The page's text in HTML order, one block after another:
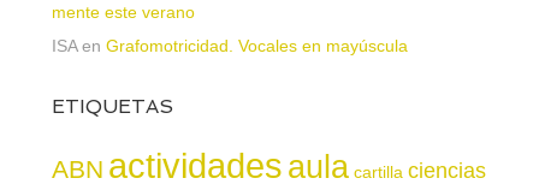
mente este verano
ISAen Grafomotricidad. Vocales en mayúscula
ETIQUETAS
ABN actividadesaula cartilla ciencias